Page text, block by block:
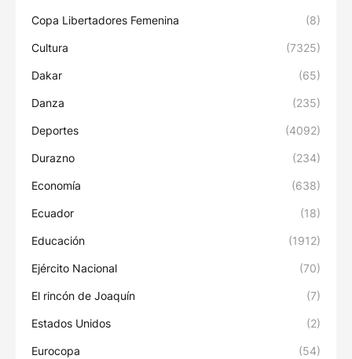
Copa Libertadores Femenina (8)
Cultura (7325)
Dakar (65)
Danza (235)
Deportes (4092)
Durazno (234)
Economía (638)
Ecuador (18)
Educación (1912)
Ejército Nacional (70)
El rincón de Joaquín (7)
Estados Unidos (2)
Eurocopa (54)